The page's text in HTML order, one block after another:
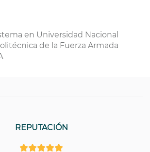
en Universidad Nacional
de la Fuerza Armada
REPUTACIÓN